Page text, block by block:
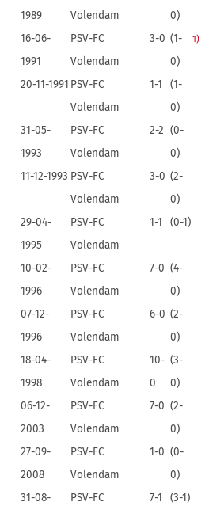
1989
Volendam
0)
16-06-
1991
PSV-FC
Volendam
3-0 (1-
0)
1)
20-11-1991 PSV-FC
Volendam
1-1
(1-
0)
31-05-
1993
PSV-FC
Volendam
2-2 (0-
0)
11-12-1993 PSV-FC
Volendam
3-0 (2-
0)
29-04-
1995
PSV-FC
Volendam
1-1 (0-1)
10-02-
1996
PSV-FC
Volendam
7-0 (4-
0)
07-12-
1996
PSV-FC
Volendam
6-0 (2-
0)
18-04-
1998
PSV-FC
Volendam
10-
0
(3-
0)
06-12-
2003
PSV-FC
Volendam
7-0 (2-
0)
27-09-
2008
PSV-FC
Volendam
1-0 (0-
0)
31-08-
PSV-FC
7-1 (3-1)